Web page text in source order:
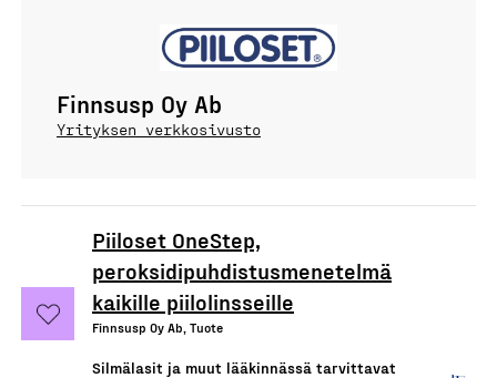
Finnsusp Oy Ab
Yrityksen verkkosivusto
Piiloset OneStep,
peroksidipuhdistusmenetelmä
kaikille piilolinsseille
Finnsusp Oy Ab, Tuote
Silmälasit ja muut lääkinnässä tarvittavat